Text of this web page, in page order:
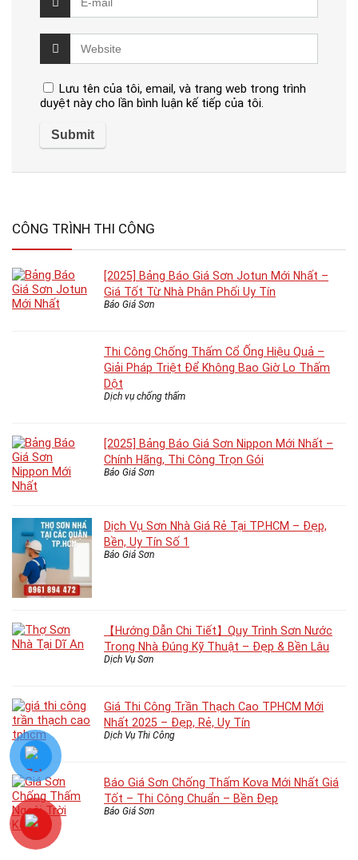
Lưu tên của tôi, email, và trang web trong trình
duyệt này cho lần bình luận kế tiếp của tôi.
CÔNG TRÌNH THI CÔNG
[2025] Bảng Báo Giá Sơn Jotun Mới Nhất –
Giá Tốt Từ Nhà Phân Phối Uy Tín
Báo Giá Sơn
Thi Công Chống Thấm Cổ Ống Hiệu Quả –
Giải Pháp Triệt Để Không Bao Giờ Lo Thấm
Dột
Dịch vụ chống thấm
[2025] Bảng Báo Giá Sơn Nippon Mới Nhất –
Chính Hãng, Thi Công Trọn Gói
Báo Giá Sơn
Dịch Vụ Sơn Nhà Giá Rẻ Tại TP.HCM – Đẹp,
Bền, Uy Tín Số 1
Báo Giá Sơn
【Hướng Dẫn Chi Tiết】Quy Trình Sơn Nước
Trong Nhà Đúng Kỹ Thuật – Đẹp & Bền Lâu
Dịch Vụ Sơn
Giá Thi Công Trần Thạch Cao TPHCM Mới
Nhất 2025 – Đẹp, Rẻ, Uy Tín
Dịch Vụ Thi Công
Báo Giá Sơn Chống Thấm Kova Mới Nhất Giá
Tốt – Thi Công Chuẩn – Bền Đẹp
Báo Giá Sơn